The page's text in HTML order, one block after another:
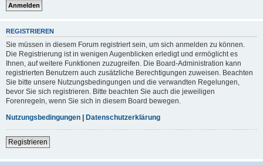
REGISTRIEREN
Sie müssen in diesem Forum registriert sein, um sich anmelden zu können.
Die Registrierung ist in wenigen Augenblicken erledigt und ermöglicht es
Ihnen, auf weitere Funktionen zuzugreifen. Die Board-Administration kann
registrierten Benutzern auch zusätzliche Berechtigungen zuweisen. Beachten
Sie bitte unsere Nutzungsbedingungen und die verwandten Regelungen,
bevor Sie sich registrieren. Bitte beachten Sie auch die jeweiligen
Forenregeln, wenn Sie sich in diesem Board bewegen.
Nutzungsbedingungen
Datenschutzerklärung
Registrieren